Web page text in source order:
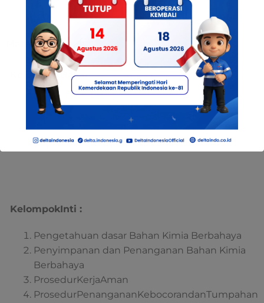
MateriPelatihan :
KelompokDasar :
Kebijakan K3 Nasional
PeraturanPerundang- Undangan K3
PeraturanPerundang- Undangan K3Bidang
Kimia di TempatKerja
KelompokInti :
Pengetahuan dasar Bahan Kimia Berbahaya
Penyimpanan dan Penanganan Bahan Kimia
Berbahaya
ProsedurKerjaAman
ProsedurPenangananKebocorandanTumpahan